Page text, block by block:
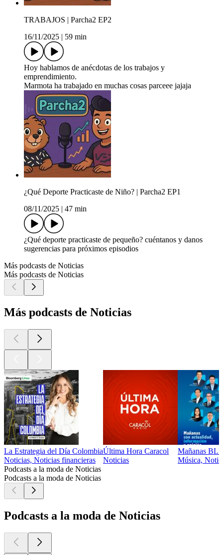
TRABAJOS | Parcha2 EP2
16/11/2025
59 min
Hoy hablamos de anécdotas de los trabajos y
emprendimiento.
Marmota ha trabajado en muchas cosas parceee jajaja
¿Qué Deporte Practicaste de Niño? | Parcha2 EP1
08/11/2025
47 min
¿Qué deporte practicaste de pequeño? cuéntanos y danos
sugerencias para próximos episodios
Más podcasts de Noticias
Más podcasts de Noticias
Más podcasts de Noticias
La Estrategia del Día Colombia
Noticias, Noticias financieras
Última Hora Caracol
Noticias
Mañanas
Música,
Podcasts a la moda de Noticias
Podcasts a la moda de Noticias
Podcasts a la moda de Noticias